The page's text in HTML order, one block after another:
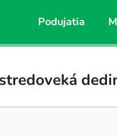
Podujatia